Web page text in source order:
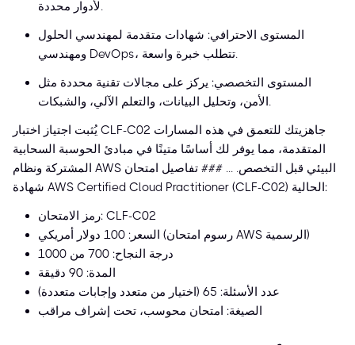
لأدوار محددة.
المستوى الاحترافي: شهادات متقدمة لمهندسي الحلول
ومهندسي DevOps، تتطلب خبرة واسعة.
المستوى التخصصي: يركز على مجالات تقنية محددة مثل
الأمن، وتحليل البيانات، والتعلم الآلي، والشبكات.
يُثبت اجتياز اختبار CLF-C02 جاهزيتك للتعمق في هذه المسارات
المتقدمة، مما يوفر لك أساسًا متينًا في مبادئ الحوسبة السحابية
المشتركة ونظام AWS البيئي قبل التخصص. ... ### تفاصيل امتحان
شهادة AWS Certified Cloud Practitioner (CLF-C02) الحالية:
رمز الامتحان: CLF-C02
السعر: 100 دولار أمريكي (رسوم امتحان AWS الرسمية)
درجة النجاح: 700 من 1000
المدة: 90 دقيقة
عدد الأسئلة: 65 (اختيار من متعدد وإجابات متعددة)
الصيغة: امتحان محوسب، تحت إشراف مراقب